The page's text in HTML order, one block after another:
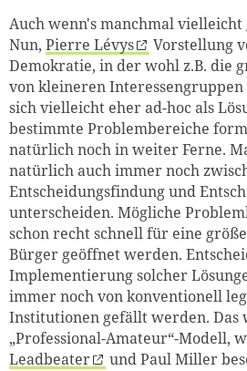
Auch wenn's manchmal vielleicht
Nun, Pierre Lévys
Vorstellung
Demokratie, in der wohl z.B. die
von kleineren
sich vielleicht eher ad-hoc als
bestimmte Problembereiche
natürlich noch in weiter Ferne.
natürlich auch immer noch
Entscheidungsfindung und
unterscheiden. Mögliche
schon recht schnell für eine
Bürger geöffnet werden.
Implementierung solcher
immer noch von konventionell
Institutionen gefällt werden. Das
„Professional-Amateur“-Modell,
Leadbeater
und Paul Miller